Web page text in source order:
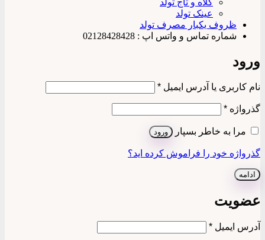
عینک تولد
ظروف یکبار مصرف تولد
شماره تماس و واتس اپ : 02128428428
ورود
نام کاربری یا آدرس ایمیل *الزامی
گذرواژه *الزامی
مرا به خاطر بسپار ورود
گذرواژه خود را فراموش کرده اید؟
ادامه
عضویت
آدرس ایمیل *الزامی